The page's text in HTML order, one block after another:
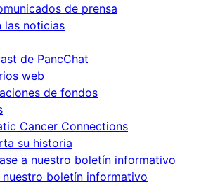
de prensa
las noticias
de PancChat
web
de fondos
Cancer Connections
su historia
a nuestro boletín informativo
nuestro boletín informativo